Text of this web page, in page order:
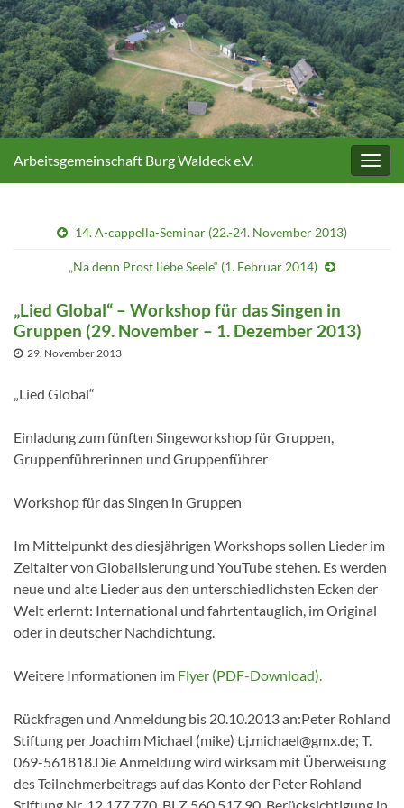
Arbeitsgemeinschaft Burg Waldeck e.V.
14. A-cappella-Seminar (22.-24. November 2013)
„Na denn Prost liebe Seele“ (1. Februar 2014)
„Lied Global“ – Workshop für das Singen in
Gruppen (29. November – 1. Dezember 2013)
29. November 2013
„Lied Global“
Einladung zum fünften Singeworkshop für Gruppen,
Gruppenführerinnen und Gruppenführer
Workshop für das Singen in Gruppen
Im Mittelpunkt des diesjährigen Workshops sollen Lieder im
Zeitalter von Globalisierung und YouTube stehen. Es werden
neue und alte Lieder aus den unterschiedlichsten Ecken der
Welt erlernt: International und fahrtentauglich, im Original
oder in deutscher Nachdichtung.
Weitere Informationen im Flyer (PDF-Download).
Rückfragen und Anmeldung bis 20.10.2013 an:Peter Rohland
Stiftung per Joachim Michael (mike) t.j.michael@gmx.de; T.
069-561818.Die Anmeldung wird wirksam mit Überweisung
des Teilnehmerbeitrags auf das Konto der Peter Rohland